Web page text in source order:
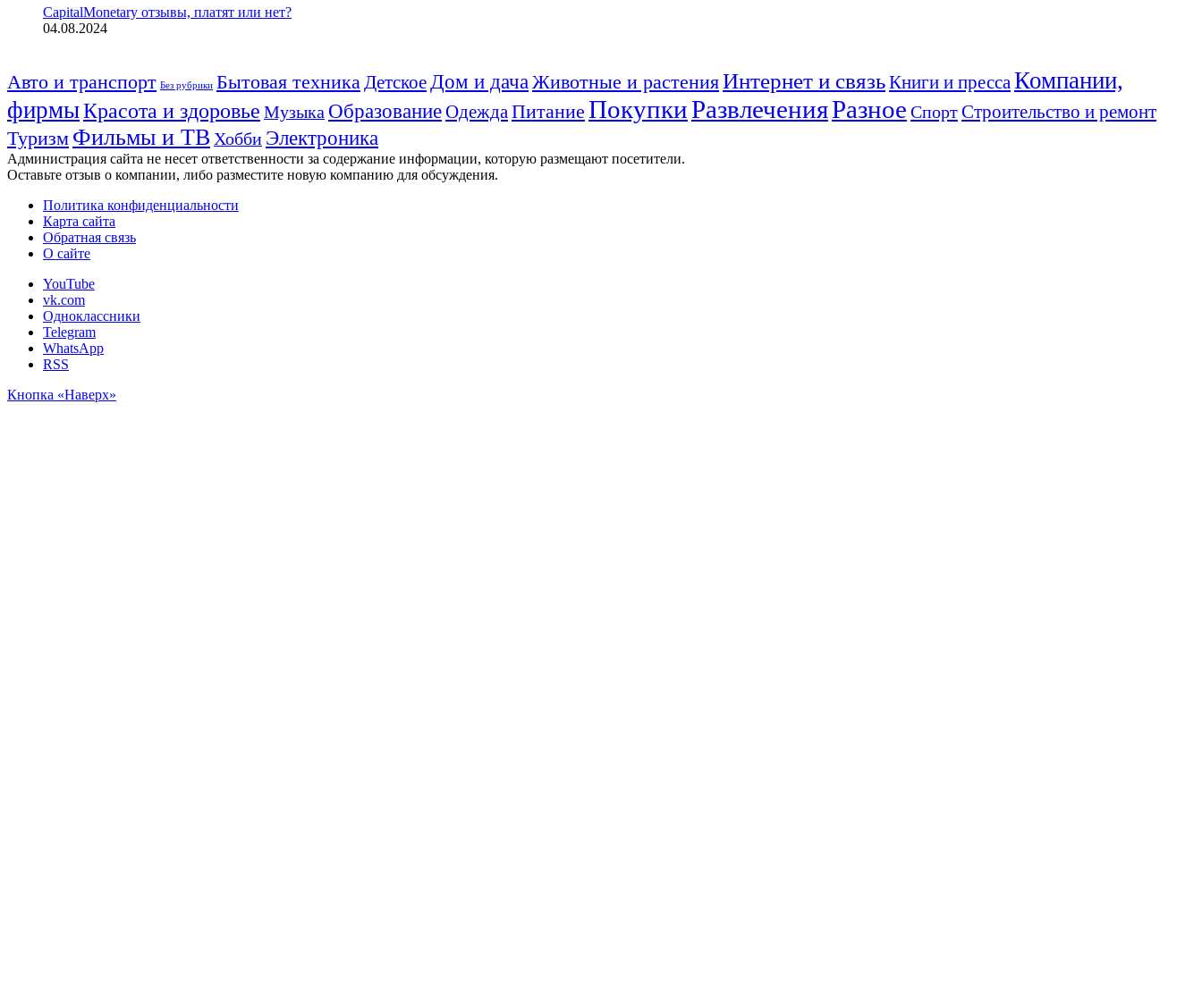
CapitalMonetary отзывы, платят или нет?
04.08.2024
Авто и транспорт Без рубрики Бытовая техника Детское Дом и дача Животные и растенияИнтернет и связьКниги и пресса Компании,
фирмыКрасота и здоровье Музыка ОбразованиеОдежда Питание ПокупкиРазвлеченияРазное СпортСтроительство и ремонт
Туризм Фильмы и ТВ Хобби Электроника
Администрация сайта не несет ответственности за содержание информации, которую размещают посетители.
Оставьте отзыв о компании, либо разместите новую компанию для обсуждения.
Политика конфиденциальности
Карта сайта
Обратная связь
О сайте
YouTube
vk.com
Одноклассники
Telegram
WhatsApp
RSS
Кнопка «Наверх»